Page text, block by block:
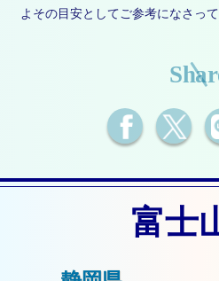
よその目安としてご参考になさって
富士